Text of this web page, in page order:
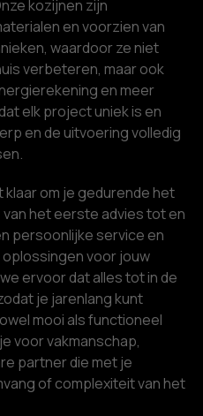
kozijnen zijn
en voorzien van
waardoor ze niet
verbeteren, maar ook
en meer
elk project uniek is en
en de uitvoering volledig
om je gedurende het
het eerste advies tot en
persoonlijke service en
voor jouw
ervoor dat alles tot in de
je jarenlang kunt
mooi als functioneel
voor vakmanschap,
partner die met je
of complexiteit van het